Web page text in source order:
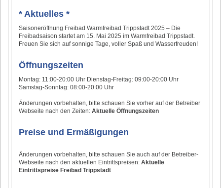
* Aktuelles *
Saisoneröffnung Freibad Warmfreibad Trippstadt 2025 – Die
Freibadsaison startet am 15. Mai 2025 im Warmfreibad Trippstadt.
Freuen Sie sich auf sonnige Tage, voller Spaß und Wasserfreuden!
Öffnungszeiten
Montag: 11:00-20:00 Uhr Dienstag-Freitag: 09:00-20:00 Uhr
Samstag-Sonntag: 08:00-20:00 Uhr
Änderungen vorbehalten, bitte schauen Sie vorher auf der Betreiber
Webseite nach den Zeiten:Aktuelle Öffnungszeiten
Preise und Ermäßigungen
Änderungen vorbehalten, bitte schauen Sie auch auf der Betreiber-
Webseite nach den aktuellen Eintrittspreisen:Aktuelle
Eintrittspreise Freibad Trippstadt